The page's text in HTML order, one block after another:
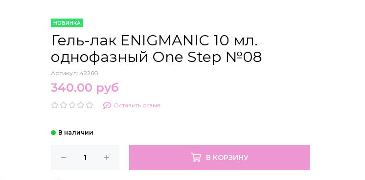
НОВИНКА
Гель-лак ENIGMANIC 10 мл.
однофазный One Step №08
Артикул: 42260
340.00 руб
Оставить отзыв
В КОРЗИНУ